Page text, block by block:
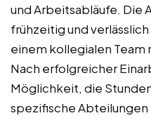
und Arbeitsabläufe. Die
frühzeitig und
einem kollegialen Team
Nach erfolgreicher
Möglichkeit, die
spezifische Abteilungen